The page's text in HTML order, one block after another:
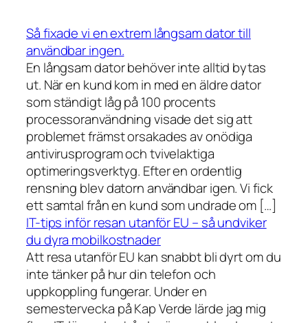
Så fixade vi en extrem långsam dator till
användbar ingen.
En långsam dator behöver inte alltid bytas
ut. När en kund kom in med en äldre dator
som ständigt låg på 100 procents
processoranvändning visade det sig att
problemet främst orsakades av onödiga
antivirusprogram och tvivelaktiga
optimeringsverktyg. Efter en ordentlig
rensning blev datorn användbar igen. Vi fick
ett samtal från en kund som undrade om […]
IT-tips inför resan utanför EU – så undviker
du dyra mobilkostnader
Att resa utanför EU kan snabbt bli dyrt om du
inte tänker på hur din telefon och
uppkoppling fungerar. Under en
semestervecka på Kap Verde lärde jag mig